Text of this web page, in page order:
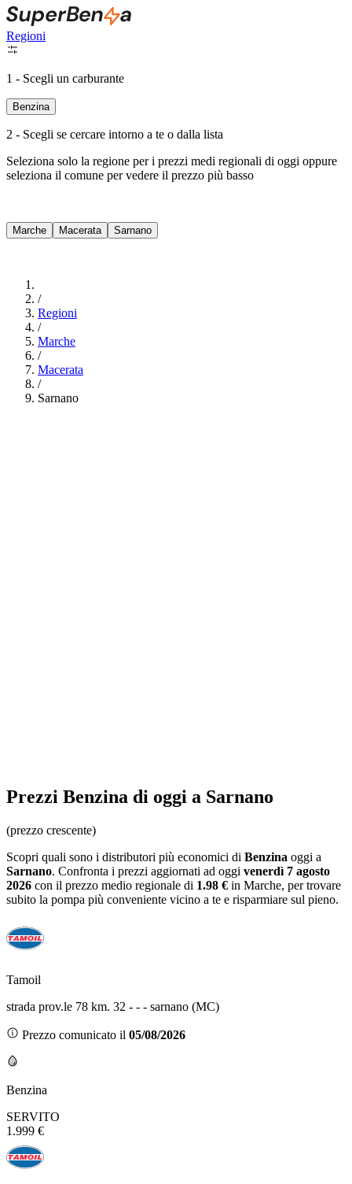
Regioni
1 - Scegli un carburante
Benzina
2 - Scegli se cercare intorno a te o dalla lista
Seleziona solo la regione per i prezzi medi regionali di oggi oppure
seleziona il comune per vedere il prezzo più basso
Marche Macerata Sarnano
/
Regioni
/
Marche
/
Macerata
/
Sarnano
Prezzi Benzina di oggi a Sarnano
(prezzo crescente)
Scopri quali sono i distributori più economici di Benzina oggi a
Sarnano. Confronta i prezzi aggiornati ad oggi venerdì 7 agosto
2026 con il prezzo medio regionale di 1.98 € in Marche, per trovare
subito la pompa più conveniente vicino a te e risparmiare sul pieno.
Tamoil
strada prov.le 78 km. 32 - - - sarnano (MC)
Prezzo comunicato il 05/08/2026
Benzina
SERVITO
1.999 €